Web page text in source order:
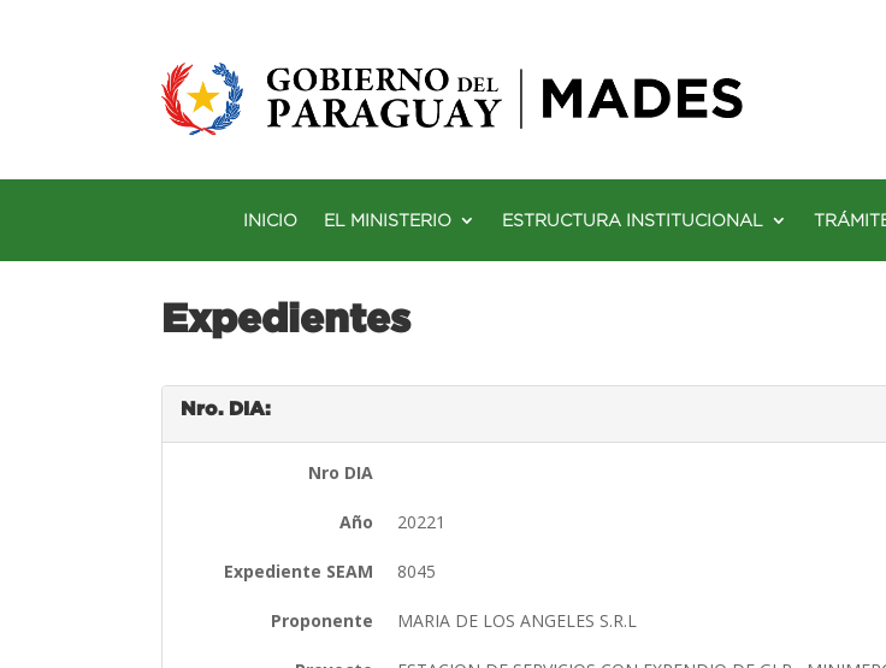
INICIO EL MINISTERIO ESTRUCTURA INSTITUCIONAL
Expedientes
Nro. DIA:
Nro DIA
Año 20221
Expediente SEAM 8045
Proponente MARIA DE LOS ANGELES S.R.L